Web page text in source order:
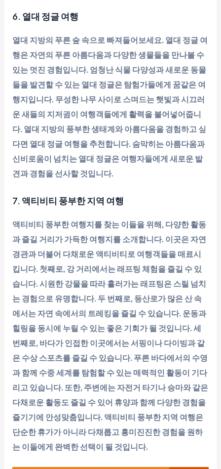
6. 열대 정글 여행
열대 지방의 푸른 숲 속으로 빠져들어보세요. 열대 정글 여
행은 자연의 푸른 아름다움과 다양한 생물들을 만나볼 수
있는 멋진 경험입니다. 엄청난 식물 다양성과 새로운 동물
들을 발견할 수 있는 열대 정글은 탐험가들에게 꿈같은 여
행지입니다. 무성한 나무 사이로 스며드는 햇빛과 시끄러
운 새들의 지저귐이 여행객들에게 활력을 불어넣어줍니
다. 열대 지방의 풍부한 생태계와 아름다움을 경험하고 싶
다면 열대 정글 여행을 추천합니다. 숨막히는 아름다움과
신비로움이 넘치는 열대 정글은 여행자들에게 새로운 발
견과 경험을 선사할 것입니다.
7. 액티비티 풍부한 지역 여행
액티비티 풍부한 여행지를 찾는 이들을 위해, 다양한 활동
과 즐길 거리가 가득한 여행지를 소개합니다. 이곳은 자연
경관과 더불어 다채로운 액티비티로 여행객들을 매료시
킵니다. 첫째로, 강 거리에서는 래프팅 체험을 즐길 수 있
습니다. 시원한 강물을 따라 흘러가는 래프팅은 스릴 넘치
는 경험으로 유명합니다. 두 번째로, 등산로가 많은 산 속
에서는 자연 속에서의 트레킹을 즐길 수 있습니다. 운동과
힐링을 동시에 누릴 수 있는 좋은 기회가 될 것입니다. 세
번째로, 바다가 인접한 이곳에서는 서핑이나 다이빙과 같
은 수상 스포츠를 즐길 수 있습니다. 푸른 바다에서의 수영
과 함께 수중 세계를 탐험할 수 있는 매력적인 활동이 기다
리고 있습니다. 또한, 주변에는 자전거 타기나 승마와 같은
다채로운 활동도 즐길 수 있어 휴양과 함께 다양한 경험을
즐기기에 안성맞춤입니다. 액티비티 풍부한 지역 여행은
단순한 휴가가 아니라 다채롭고 흥미진진한 경험을 원하
는 이들에게 완벽한 선택이 될 것입니다.